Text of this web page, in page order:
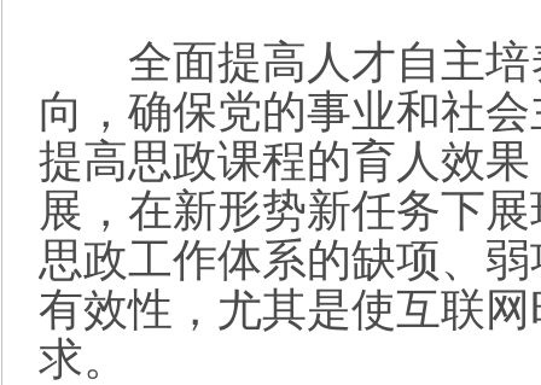
全面提高人才自主培
向，确保党的事业和社
提高思政课程的育人效
展，在新形势新任务下
思政工作体系的缺项、
有效性，尤其是使互联
求。